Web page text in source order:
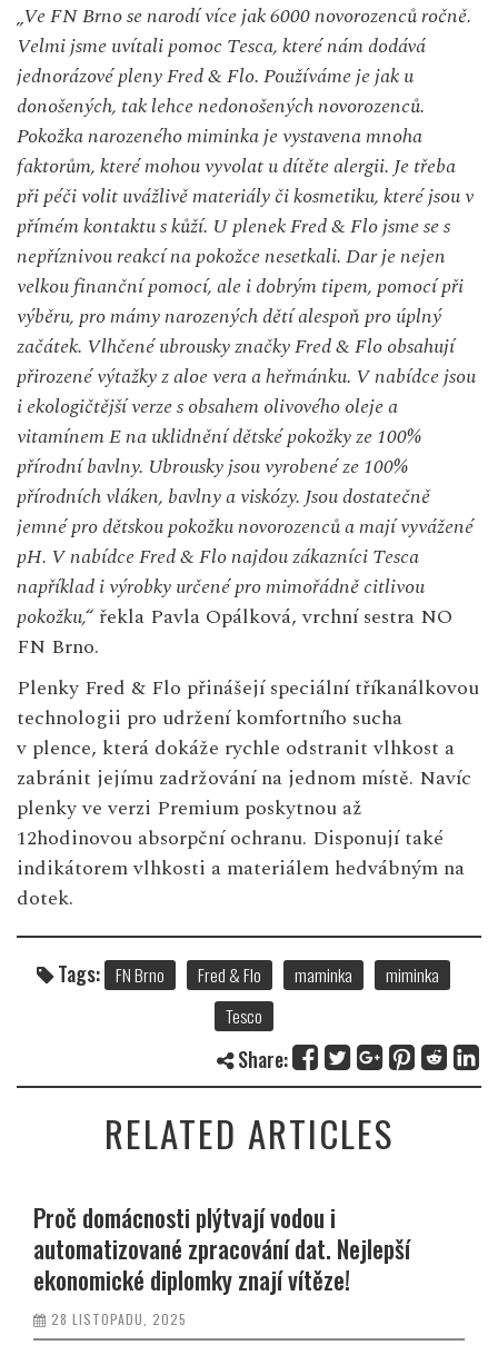
„Ve FN Brno se narodí více jak 6000 novorozenců ročně.
Velmi jsme uvítali pomoc Tesca, které nám dodává
jednorázové pleny Fred & Flo. Používáme je jak u
donošených, tak lehce nedonošených novorozenců.
Pokožka narozeného miminka je vystavena mnoha
faktorům, které mohou vyvolat u dítěte alergii. Je třeba
při péči volit uvážlivě materiály či kosmetiku, které jsou v
přímém kontaktu s kůží. U plenek Fred & Flo jsme se s
nepříznivou reakcí na pokožce nesetkali. Dar je nejen
velkou finanční pomocí, ale i dobrým tipem, pomocí při
výběru, pro mámy narozených dětí alespoň pro úplný
začátek. Vlhčené ubrousky značky Fred & Flo obsahují
přirozené výtažky zaloe vera a heřmánku. Vnabídce jsou
i ekologičtější verze sobsahem olivového oleje a
vitamínem E na uklidnění dětské pokožky ze 100%
přírodní bavlny. Ubrousky jsou vyrobené ze 100%
přírodních vláken, bavlny a viskózy. Jsou dostatečně
jemné pro dětskou pokožku novorozenců a mají vyvážené
pH. Vnabídce Fred & Flo najdou zákazníci Tesca
například i výrobky určené pro mimořádně citlivou
pokožku,“ řekla Pavla Opálková, vrchní sestra NO
FN Brno.
Plenky Fred & Flo přinášejí speciální tříkanálkovou
technologii pro udržení komfortního sucha
v plence, která dokáže rychle odstranit vlhkost a
zabránit jejímu zadržování na jednom místě. Navíc
plenky ve verzi Premium poskytnou až
12hodinovou absorpční ochranu. Disponují také
indikátorem vlhkosti a materiálem hedvábným na
dotek.
Tags: FN Brno Fred & Flo maminka
miminka
Tesco
Share:
RELATED ARTICLES
Proč domácnosti plýtvají vodou i
automatizované zpracování dat. Nejlepší
ekonomické diplomky znají vítěze!
28 LISTOPADU, 2025